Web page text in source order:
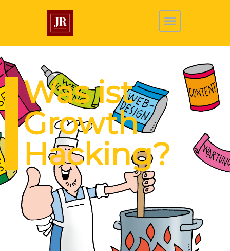
Was ist
Growth
Hacking?